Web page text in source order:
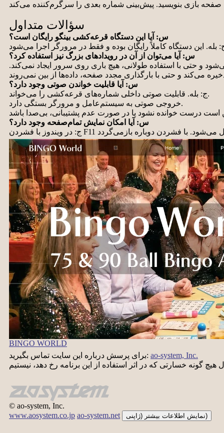
سؤالات متداول
س: آیا این دستگاه قرعه‌کشی بینگو رایگان است؟
س: آیا می‌توان از آن در رویدادهای بزرگ نیز استفاده کرد؟
و حتی با استفاده طولانی، هیچ باری روی سرور ایجاد نمی‌کند.
س: آیا قابلیت خواندن صوتی وجود دارد؟
ج: بله. قابلیت صوتی داخلی شماره‌های قرعه‌کشی را می‌خواند.
خروجی صوتی به سیستم‌عامل و مرورگر بستگی دارد.
س: آیا امکان نمایش تمام‌صفحه وجود دارد؟
BINGO WORLD
برای پرسش درباره این سایت تماس بگیرید: ao-system, Inc.
© ao-system, Inc.
www.aosystem.co.jp ao-system.net نمایش اطلاعات بیشتر (ژاپنی)